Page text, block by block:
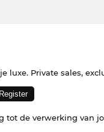
luxe. Private sales,
tot de verwerking van